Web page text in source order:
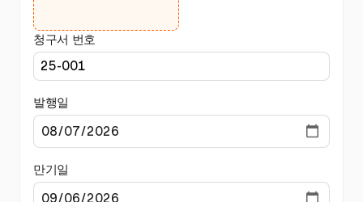
청구서 번호
발행일
만기일